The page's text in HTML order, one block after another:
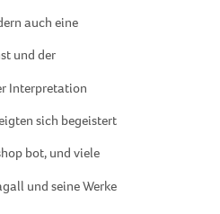
auch eine
und der
Interpretation
sich begeistert
bot, und viele
und seine Werke